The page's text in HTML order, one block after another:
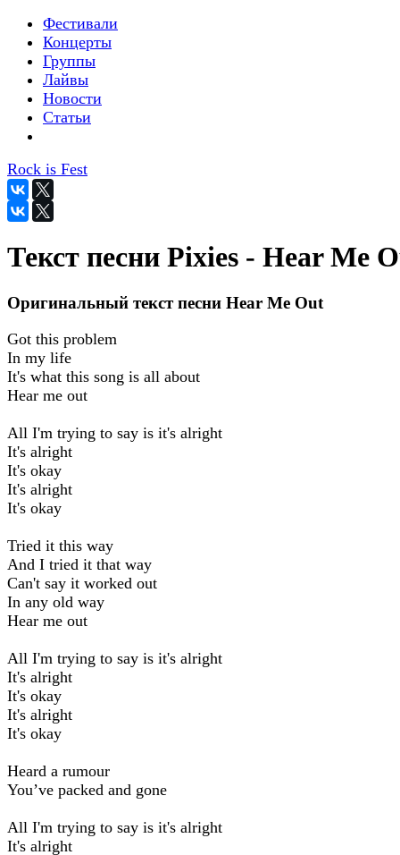
Фестивали
Концерты
Группы
Лайвы
Новости
Статьи
Rock is Fest
Текст песни Pixies - Hear Me
Оригинальный текст песни Hear Me Out
Got this problem
In my life
It's what this song is all about
Hear me out
All I'm trying to say is it's alright
It's alright
It's okay
It's alright
It's okay
Tried it this way
And I tried it that way
Can't say it worked out
In any old way
Hear me out
All I'm trying to say is it's alright
It's alright
It's okay
It's alright
It's okay
Heard a rumour
You’ve packed and gone
All I'm trying to say is it's alright
It's alright